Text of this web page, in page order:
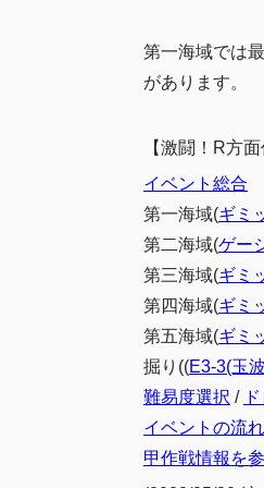
第一海域では
があります。
【激闘！R方
イベント総合
第一海域(ギミ
第二海域(ゲー
第三海域(ギミ
第四海域(ギミ
第五海域(ギミ
掘り((E3-3(玉
難易度選択 /
イベントの流れ
甲作戦情報を